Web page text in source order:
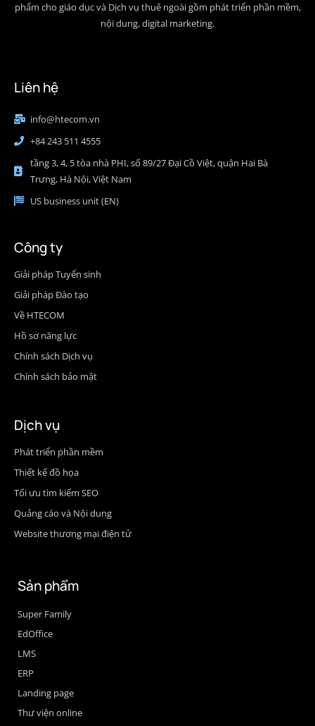
phẩm cho giáo dục và Dịch vụ thuê ngoài gồm phát triển phần mềm,
nội dung, digital marketing.
Liên hệ
info@htecom.vn
+84 243 511 4555
tầng 3, 4, 5 tòa nhà PHI, số 89/27 Đại Cồ Việt, quận Hai Bà
Trưng, Hà Nội, Việt Nam
US business unit (EN)
Công ty
Giải pháp Tuyển sinh
Giải pháp Đào tạo
Về HTECOM
Hồ sơ năng lực
Chính sách Dịch vụ
Chính sách bảo mật
Dịch vụ
Phát triển phần mềm
Thiết kế đồ họa
Tối ưu tìm kiếm SEO
Quảng cáo và Nội dung
Website thương mại điện tử
Sản phẩm
Super Family
EdOffice
LMS
ERP
Landing page
Thư viện online